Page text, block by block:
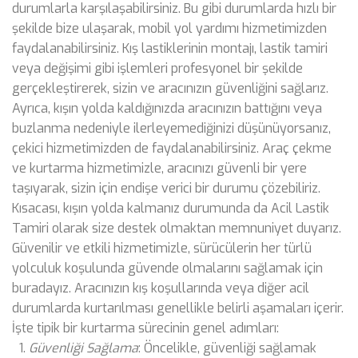
durumlarla karşılaşabilirsiniz. Bu gibi durumlarda hızlı bir
şekilde bize ulaşarak, mobil yol yardımı hizmetimizden
faydalanabilirsiniz. Kış lastiklerinin montajı, lastik tamiri
veya değişimi gibi işlemleri profesyonel bir şekilde
gerçekleştirerek, sizin ve aracınızın güvenliğini sağlarız.
Ayrıca, kışın yolda kaldığınızda aracınızın battığını veya
buzlanma nedeniyle ilerleyemediğinizi düşünüyorsanız,
çekici hizmetimizden de faydalanabilirsiniz. Araç çekme
ve kurtarma hizmetimizle, aracınızı güvenli bir yere
taşıyarak, sizin için endişe verici bir durumu çözebiliriz.
Kısacası, kışın yolda kalmanız durumunda da Acil Lastik
Tamiri olarak size destek olmaktan memnuniyet duyarız.
Güvenilir ve etkili hizmetimizle, sürücülerin her türlü
yolculuk koşulunda güvende olmalarını sağlamak için
buradayız. Aracınızın kış koşullarında veya diğer acil
durumlarda kurtarılması genellikle belirli aşamaları içerir.
İşte tipik bir kurtarma sürecinin genel adımları:
Güvenliği Sağlama: Öncelikle, güvenliği sağlamak